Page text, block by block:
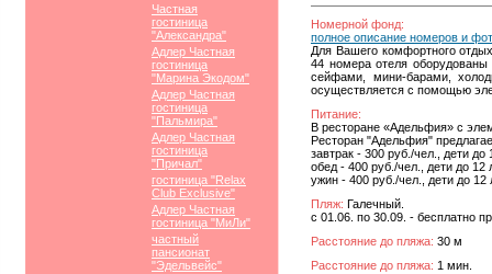
Частная
гостиница
"Александра"
Адлер Частная
гостиница
"Марина Экодом"
Адлер Частная
гостиница
"Пальмира"
Адлер Частная
гостиница
"Причал"
гостиница "Relax
Club Exclusive"
Адлер Частная
гостиница "МиЛи"
частный
пансионат
"Эдельвейс"
Номерной фонд:
полное описание номеров и
Для Вашего комфортного
44 номера отеля оборудованы
сейфами, мини-барами,
осуществляется с помощью
Питание:
В ресторане «Адельфия» с
Ресторан "Адельфия"
завтрак - 300 руб./чел., дети до
обед - 400 руб./чел., дети до 12
ужин - 400 руб./чел., дети до 12
Пляж: Галечный.
с 01.06. по 30.09. - бесплатно
Расстояние до пляжа: 30 м
Расстояние до пляжа: 1 мин.